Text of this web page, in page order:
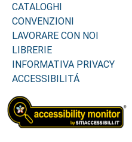
CATALOGHI
CONVENZIONI
LAVORARE CON NOI
LIBRERIE
INFORMATIVA PRIVACY
ACCESSIBILITÁ